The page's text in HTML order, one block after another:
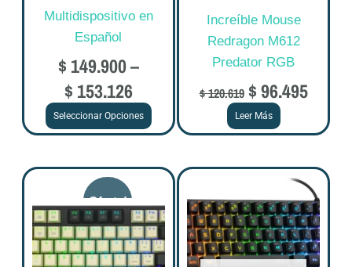
Multidispositivo en
Español
$ 149.900–
$ 153.126
Seleccionar Opciones
la
página
de
producto
Increíble Mouse
Redragon M612
Predator RGB
$120.619 $96.495
Leer Más
Original
price
was:
$ 249.875.
Current
price
is:
$ 199.900.